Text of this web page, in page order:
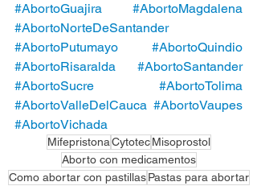
#AbortoGuajira
#AbortoMagdalena
#AbortoNorteDeSantander
#AbortoPutumayo
#AbortoQuindio
#AbortoRisaralda
#AbortoSantander
#AbortoSucre
#AbortoTolima
#AbortoValleDelCauca #AbortoVaupes
#AbortoVichada
MifepristonaCytotec Misoprostol
Aborto con medicamentos
Como abortar con pastillas Pastas para abortar